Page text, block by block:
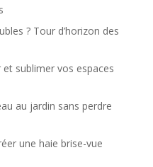
? Tour d’horizon des
sublimer vos espaces
au jardin sans perdre
une haie brise-vue